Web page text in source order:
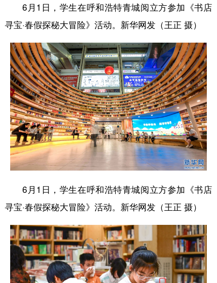
6月1日，学生在呼和浩特青城阅立方参加《书店
寻宝·春假探秘大冒险》活动。新华网发（王正 摄）
6月1日，学生在呼和浩特青城阅立方参加《书店
寻宝·春假探秘大冒险》活动。新华网发（王正 摄）